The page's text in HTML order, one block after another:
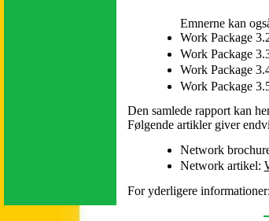
Emnerne kan
Work Package
Work Package
Work Package
Work Package
Den samlede rapport kan
Følgende artikler giver
Network
Network artikel:
For yderligere